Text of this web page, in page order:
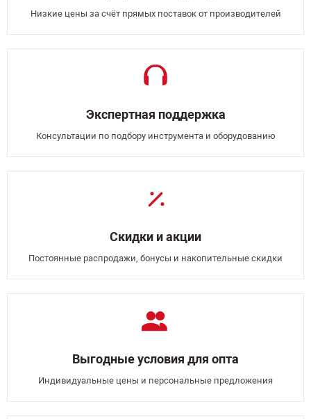
Низкие цены за счёт прямых поставок от производителей
Экспертная поддержка
Консультации по подбору инструмента и оборудованию
Скидки и акции
Постоянные распродажи, бонусы и накопительные скидки
Выгодные условия для опта
Индивидуальные цены и персональные предложения